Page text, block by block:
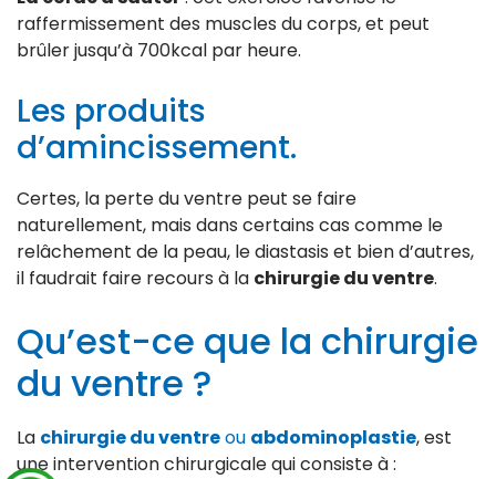
raffermissement des muscles du corps, et peut
brûler jusqu’à 700kcal par heure.
Les produits
d’amincissement.
Certes, la perte du ventre peut se faire
naturellement, mais dans certains cas comme le
relâchement de la peau, le diastasis et bien d’autres,
il faudrait faire recours à la chirurgie du ventre.
Qu’est-ce que la chirurgie
du ventre ?
La chirurgie du ventreou abdominoplastie, est
une intervention chirurgicale qui consiste à :